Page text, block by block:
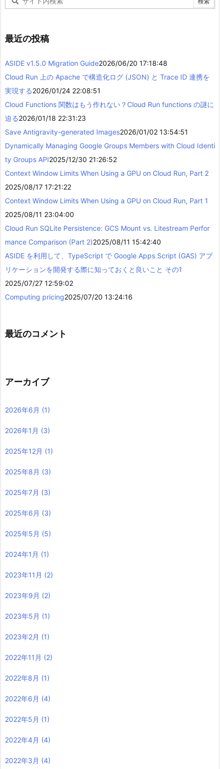
最近の投稿
ASIDE v1.5.0 Migration Guide2026/06/20 17:18:48
Cloud Run 上の Apache で構造化ログ (JSON) と Trace ID 連携を
実現する2026/01/24 22:08:51
Cloud Functions 関数はもう作れない？Cloud Run functions の謎に
迫る2026/01/18 22:31:23
Save Antigravity-generated Images2026/01/02 13:54:51
Dynamically Managing Google Groups Members with Cloud Identi
ty Groups API2025/12/30 21:26:52
Context Window Limits When Using a GPU on Cloud Run, Part 2
2025/08/17 17:21:22
Context Window Limits When Using a GPU on Cloud Run, Part 1
2025/08/11 23:04:00
Cloud Run SQLite Persistence: GCS Mount vs. Litestream Perfor
mance Comparison (Part 2)2025/08/11 15:42:40
ASIDE を利用して、TypeScript で Google Apps Script (GAS) アプ
リケーションを開発する際に知っておくと良いこと その1
2025/07/27 12:59:02
Computing pricing2025/07/20 13:24:16
最近のコメント
アーカイブ
2026年6月 (1)
2026年1月 (3)
2025年12月 (1)
2025年8月 (3)
2025年7月 (3)
2025年6月 (3)
2025年5月 (5)
2024年1月 (1)
2023年11月 (2)
2023年9月 (2)
2023年5月 (1)
2023年2月 (1)
2022年11月 (2)
2022年8月 (1)
2022年6月 (4)
2022年5月 (1)
2022年4月 (4)
2022年3月 (4)